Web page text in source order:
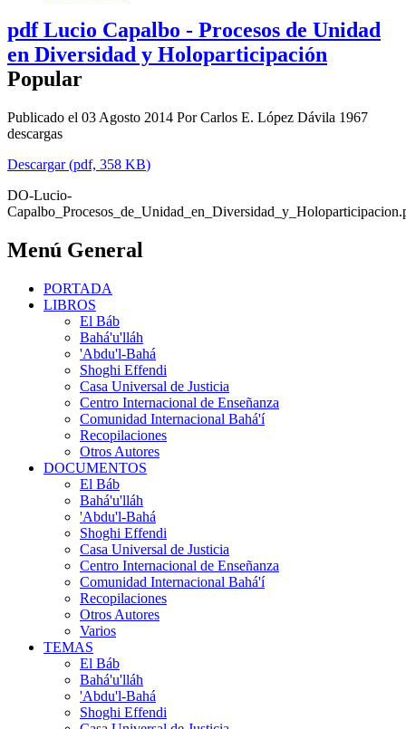
pdf Lucio Capalbo - Procesos de Unidad
en Diversidad y Holoparticipación
Popular
Publicado el 03 Agosto 2014 PorCarlos E. López Dávila 1967
descargas
Descargar(pdf, 358 KB)
DO-Lucio-
Menú General
PORTADA
LIBROS
El Báb
Bahá'u'lláh
'Abdu'l-Bahá
Shoghi Effendi
Casa Universal de Justicia
Centro Internacional de Enseñanza
Comunidad Internacional Bahá'í
Recopilaciones
Otros Autores
DOCUMENTOS
El Báb
Bahá'u'lláh
'Abdu'l-Bahá
Shoghi Effendi
Casa Universal de Justicia
Centro Internacional de Enseñanza
Comunidad Internacional Bahá'í
Recopilaciones
Otros Autores
Varios
TEMAS
El Báb
Bahá'u'lláh
'Abdu'l-Bahá
Shoghi Effendi